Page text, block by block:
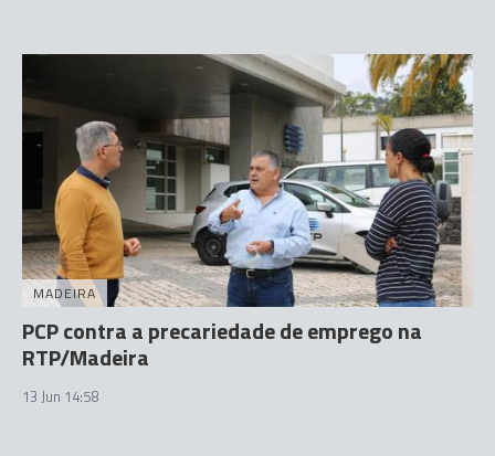
MADEIRA
PCP contra a precariedade de emprego na
RTP/Madeira
13 Jun 14:58